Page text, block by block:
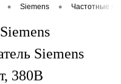
• Siemens • Частотные
Siemens
380В